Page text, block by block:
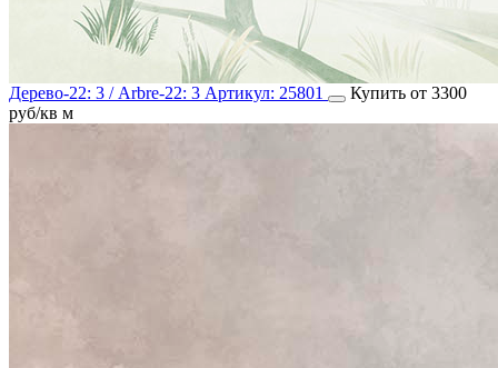
Дерево-22: 3 / Arbre-22: 3 Артикул: 25801
Купить от 3300
руб/кв м